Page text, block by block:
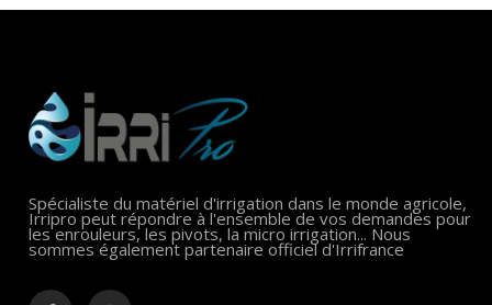
Spécialiste du matériel d'irrigation dans le monde agricole,
Irripro peut répondre à l'ensemble de vos demandes pour
les enrouleurs, les pivots, la micro irrigation... Nous
sommes également partenaire officiel d'Irrifrance